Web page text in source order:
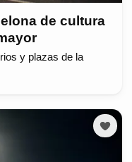
de cultura
y plazas de la